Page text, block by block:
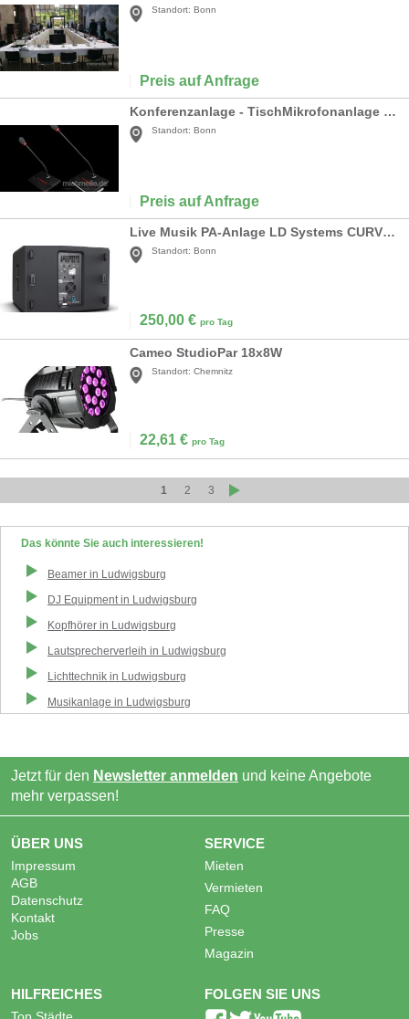
Standort: Bonn
Preis auf Anfrage
Konferenzanlage - TischMikrofonanlage - Diskussionsanlage
Standort: Bonn
Preis auf Anfrage
Live Musik PA-Anlage LD Systems CURV 500 TS
Standort: Bonn
250,00 € pro Tag
Cameo StudioPar 18x8W
Standort: Chemnitz
22,61 € pro Tag
1 2 3
Das könnte Sie auch interessieren!
Beamer in Ludwigsburg
DJ Equipmentin Ludwigsburg
Kopfhörer in Ludwigsburg
Lautsprecherverleih in Ludwigsburg
Lichttechnik in Ludwigsburg
Musikanlage in Ludwigsburg
Jetzt für den Newsletter anmelden und keine Angebote
mehr verpassen!
ÜBER UNS
Impressum
AGB
Datenschutz
Kontakt
Jobs
SERVICE
Mieten
Vermieten
FAQ
Presse
Magazin
HILFREICHES FOLGEN SIE UNS